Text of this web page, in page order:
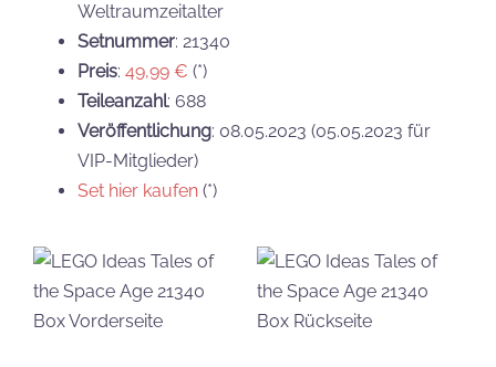
Weltraumzeitalter
Setnummer: 21340
Preis: 49,99 € (*)
Teileanzahl: 688
Veröffentlichung: 08.05.2023 (05.05.2023 für
VIP-Mitglieder)
Set hier kaufen (*)